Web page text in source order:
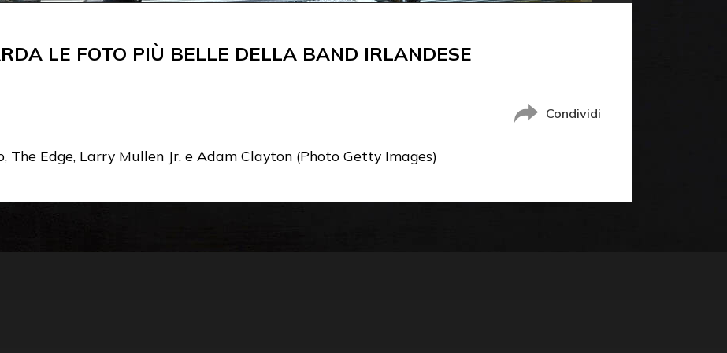
LE FOTO PIÙ BELLE DELLA BAND IRLANDESE
Condividi
The Edge, Larry Mullen Jr. e Adam Clayton (Photo Getty Images)